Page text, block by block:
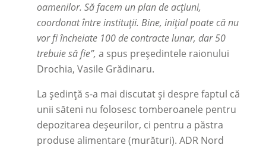
oamenilor. Să facem un plan de acțiuni,
coordonat între instituții. Bine, inițial poate că nu
vor fi încheiate 100 de contracte lunar, dar 50
trebuie să fie”, a spus președintele raionului
Drochia, Vasile Grădinaru.
La ședință s-a mai discutat și despre faptul că
unii săteni nu folosesc tomberoanele pentru
depozitarea deșeurilor, ci pentru a păstra
produse alimentare (murături). ADR Nord